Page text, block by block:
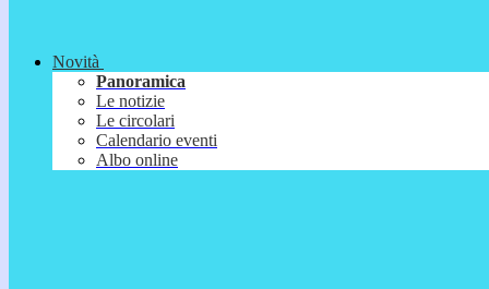
Novità
Panoramica
Le notizie
Le circolari
Calendario eventi
Albo online